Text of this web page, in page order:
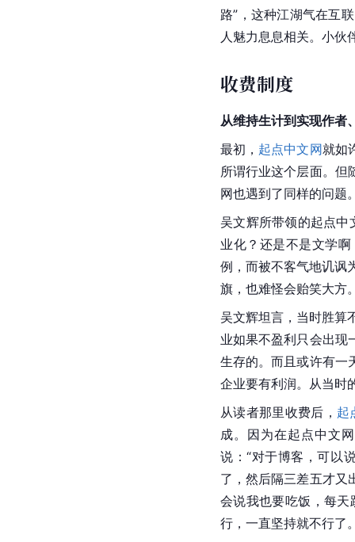
路”，这种江湖气在互
人魅力息息相关。小伙
收费制度
从维持生计到实现作者
最初， 起点中文网就如
所谓行业这个层面。但
网也遇到了同样的问题
吴文辉所带领的起点中
业化？还是不是文学
例，而被不客气地讥讽
旗，也难怪会贻笑大方
吴文辉坦言，当时胜算
业如果不盈利只会出现
生存的。而且或许有一
企业要有利润。从当时
从读者那里收费后， 起
成。因为在起点中文
说：“对于博客，可以
了，然后隔三差五才又
会说我也要吃饭，每
行，一直坚持就不行了